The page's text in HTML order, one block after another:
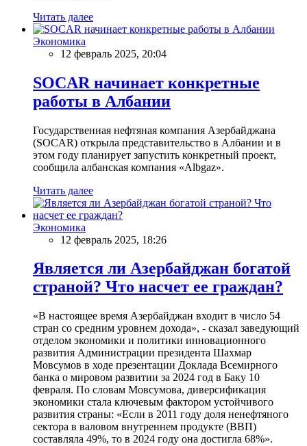
Читать далее
Экономика
12 февраль 2025, 20:04
SOCAR начинает конкретные
работы в Албании
Государственная нефтяная компания Азербайджана
(SOCAR) открыла представительство в Албании и в
этом году планирует запустить конкретный проект,
сообщила албанская компания «Albgaz».
Читать далее
Экономика
12 февраль 2025, 18:26
Является ли Азербайджан богатой
страной? Что насчет ее граждан?
«В настоящее время Азербайджан входит в число 54
стран со средним уровнем дохода», - сказал заведующий
отделом экономики и политики инновационного
развития Администрации президента Шахмар
Мовсумов в ходе презентации Доклада Всемирного
банка о мировом развитии за 2024 год в Баку 10
февраля. По словам Мовсумова, диверсификация
экономики стала ключевым фактором устойчивого
развития страны: «Если в 2011 году доля ненефтяного
сектора в валовом внутреннем продукте (ВВП)
составляла 49%, то в 2024 году она достигла 68%».